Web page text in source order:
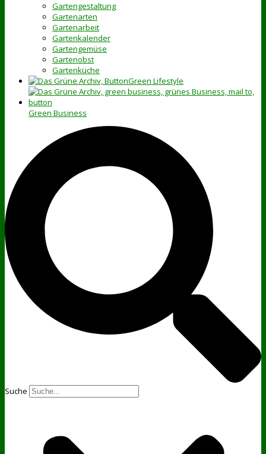
Gartengestaltung
Gartenarten
Gartenarbeit
Gartenkalender
Gartengemüse
Gartenobst
Gartenküche
Green Lifestyle
Green Business
Suche